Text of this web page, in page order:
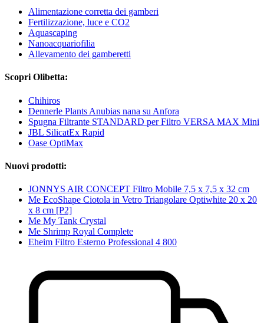
Alimentazione corretta dei gamberi
Fertilizzazione, luce e CO2
Aquascaping
Nanoacquariofilia
Allevamento dei gamberetti
Scopri Olibetta:
Chihiros
Dennerle Plants Anubias nana su Anfora
Spugna Filtrante STANDARD per Filtro VERSA MAX Mini
JBL SilicatEx Rapid
Oase OptiMax
Nuovi prodotti:
JONNYS AIR CONCEPT Filtro Mobile 7,5 x 7,5 x 32 cm
Me EcoShape Ciotola in Vetro Triangolare Optiwhite 20 x 20
x 8 cm [P2]
Me My Tank Crystal
Me Shrimp Royal Complete
Eheim Filtro Esterno Professional 4 800